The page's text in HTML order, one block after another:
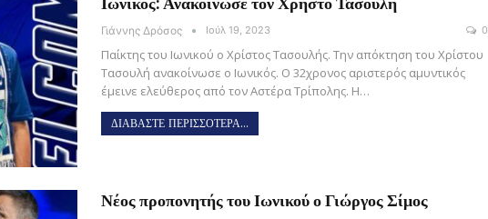
Γιάννης Δρόσος Ιούλ 19, 2023 0
Παίκτης του Ιωνικού ο Χρίστος Τασουλής. Την απόκτηση του Χρίστου
Τασουλή ανακοίνωσε ο Ιωνικός. Ο 32χρονος αριστερός αμυντικός
έμεινε ελεύθερος από τον Αστέρα Τρίπολης. Η…
ΔΙΑΒΑΣΤΕ ΠΕΡΙΣΣΟΤΕΡΑ...
Νέος προπονητής του Ιωνικού ο Γιώργος Σίμος